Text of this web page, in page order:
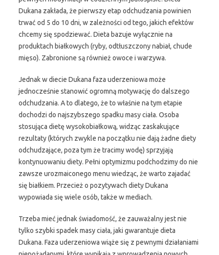
Dukana zakłada, że pierwszy etap odchudzania powinien
trwać od 5 do 10 dni, w zależności od tego, jakich efektów
chcemy się spodziewać. Dieta bazuje wyłącznie na
produktach białkowych (ryby, odtłuszczony nabiał, chude
mięso). Zabronione są również owoce i warzywa.
Jednak w diecie Dukana faza uderzeniowa może
jednocześnie stanowić ogromną motywację do dalszego
odchudzania. A to dlatego, że to właśnie na tym etapie
dochodzi do najszybszego spadku masy ciała. Osoba
stosująca dietę wysokobiałkową, widząc zaskakujące
rezultaty (których zwykle na początku nie dają żadne diety
odchudzające, poza tym że tracimy wodę) sprzyjają
kontynuowaniu diety. Pełni optymizmu podchodzimy do nie
zawsze urozmaiconego menu wiedząc, że warto zajadać
się białkiem. Przecież o pozytywach diety Dukana
wypowiada się wiele osób, także w mediach.
Trzeba mieć jednak świadomość, że zauważalny jest nie
tylko szybki spadek masy ciała, jaki gwarantuje dieta
Dukana. Faza uderzeniowa wiąże się z pewnymi działaniami